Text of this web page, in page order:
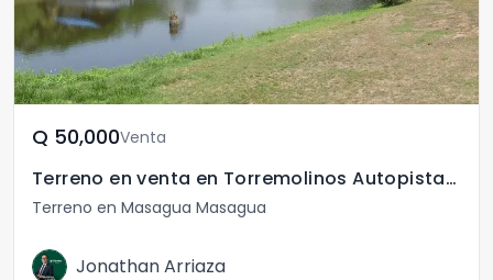
Q	50,000Venta
Terreno en venta en Torremolinos Autopista Puerto
Terreno en Masagua Masagua
Jonathan Arriaza